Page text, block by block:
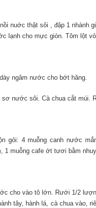
nuớc thật sôi , đập 1 nhánh
lạnh cho mực giòn. Tôm lột
ngâm nước cho bớt hăng.
sơ nước sôi. Cà chua cắt múi.
gỏi: 4 muỗng canh nước
1 muỗng cafe ớt tươi bằm
cho vào tô lớn. Rưới 1/2
tây, hành lá, cà chua vào,